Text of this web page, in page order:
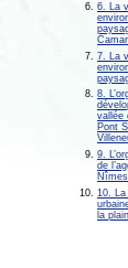
6. La
7. La
8.
vallée
Pont
9.
de
Nîmes
10. La
la